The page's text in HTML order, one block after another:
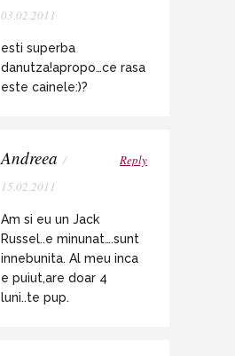
03.02.2011
esti superba
danutza!apropo…ce rasa
este cainele:)?
Andreea /
15.02.2011
Reply
Am si eu un Jack
Russel..e minunat….sunt
innebunita. Al meu inca
e puiut,are doar 4
luni..te pup.